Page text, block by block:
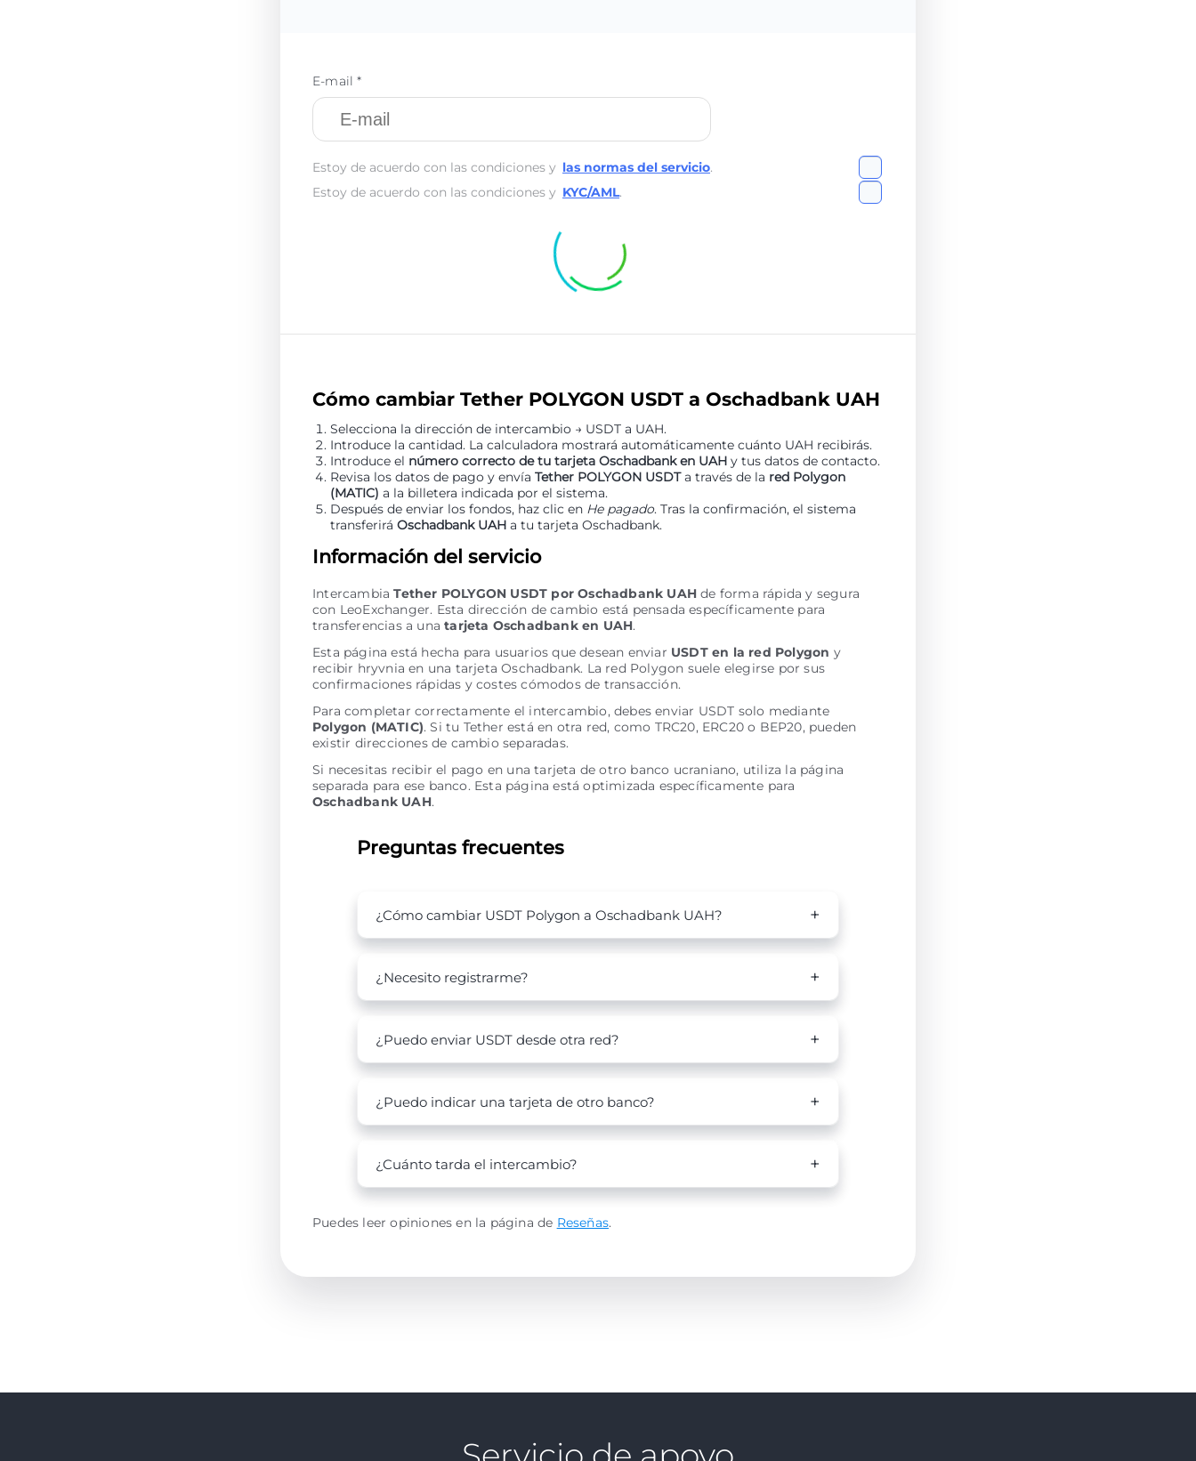
E-mail *
Estoy de acuerdo con las condiciones y las normas del servicio.
Estoy de acuerdo con las condiciones y KYC/AML.
Cómo cambiar Tether POLYGON USDT a Oschadbank UAH
Selecciona la dirección de intercambio → USDT a UAH.
Introduce la cantidad. La calculadora mostrará automáticamente cuánto UAH recibirás.
Introduce el número correcto de tu tarjeta Oschadbank en UAH y tus datos de contacto.
Revisa los datos de pago y envía Tether POLYGON USDTa través de la red Polygon
(MATIC) a la billetera indicada por el sistema.
Después de enviar los fondos, haz clic en He pagado. Tras la confirmación, el sistema
transferirá Oschadbank UAH a tu tarjeta Oschadbank.
Información del servicio
IntercambiaTether POLYGON USDT por Oschadbank UAH de forma rápida y segura
con LeoExchanger. Esta dirección de cambio está pensada específicamente para
transferencias a unatarjeta Oschadbank en UAH.
Esta página está hecha para usuarios que desean enviar USDT en la red Polygon y
recibir hryvnia en una tarjeta Oschadbank. La red Polygon suele elegirse por sus
confirmaciones rápidas y costes cómodos de transacción.
Para completar correctamente el intercambio, debes enviar USDT solo mediante
Polygon (MATIC). Si tu Tether está en otra red, como TRC20, ERC20 o BEP20, pueden
existir direcciones de cambio separadas.
Si necesitas recibir el pago en una tarjeta de otro banco ucraniano, utiliza la página
separada para ese banco. Esta página está optimizada específicamente para
Oschadbank UAH.
Preguntas frecuentes
¿Cómo cambiar USDT Polygon a Oschadbank UAH?
¿Necesito registrarme?
¿Puedo enviar USDT desde otra red?
¿Puedo indicar una tarjeta de otro banco?
¿Cuánto tarda el intercambio?
Puedes leer opiniones en la página de Reseñas.